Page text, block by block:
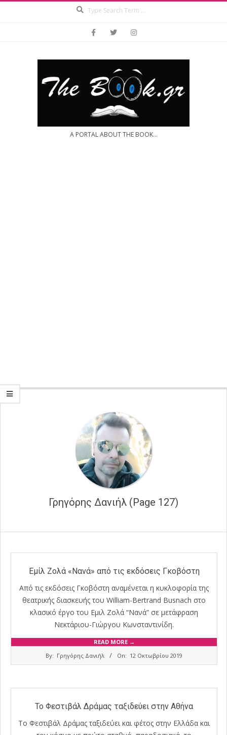
A PORTAL ABOUT THE BOOK...
Secondary
Navigation
Γρηγόρης Δανιήλ (Page 127)
Εμίλ Ζολά «Νανά» από τις εκδόσεις Γκοβόστη
Από τις εκδόσεις Γκοβόστη αναμένεται η κυκλοφορία της
θεατρικής διασκευής του William-Bertrand Busnach στο
κλασικό έργο του Εμιλ Ζολά “Νανά” σε μετάφραση
Νεκτάριου-Γιώργου Κωνσταντινίδη.
READ MORE →
By: Γρηγόρης Δανιήλ On: 12 Οκτωβρίου 2019
Το Φεστιβάλ Δράμας ταξιδεύει στην Αθήνα
Το Φεστιβάλ Δράμας ταξιδεύει και φέτος στην Ελλάδα και